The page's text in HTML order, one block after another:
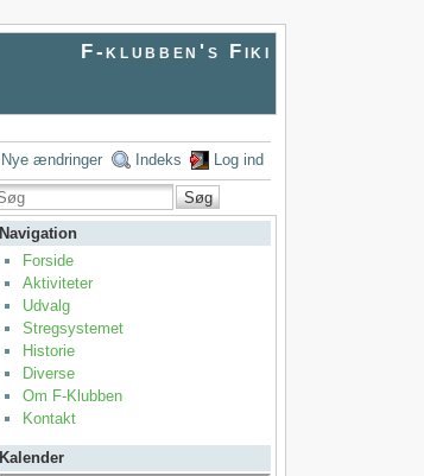
F-klubben's Fiki
Nye ændringer Indeks Log ind
Søg
Navigation
Forside
Aktiviteter
Udvalg
Stregsystemet
Historie
Diverse
Om F-Klubben
Kontakt
Kalender